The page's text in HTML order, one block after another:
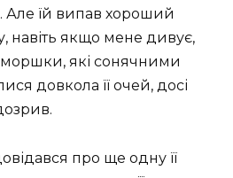
Але їй випав хороший
навіть якщо мене дивує,
які сонячними
довкола її очей, досі
про ще одну її